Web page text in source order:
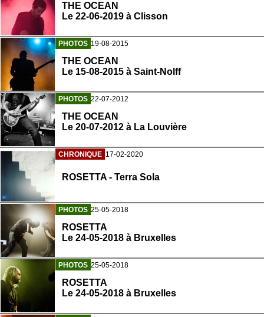
THE OCEAN
Le 22-06-2019 à Clisson
PHOTOS 19-08-2015
THE OCEAN
Le 15-08-2015 à Saint-Nolff
PHOTOS 22-07-2012
THE OCEAN
Le 20-07-2012 à La Louvière
CHRONIQUE 17-02-2020
ROSETTA - Terra Sola
PHOTOS 25-05-2018
ROSETTA
Le 24-05-2018 à Bruxelles
PHOTOS 25-05-2018
ROSETTA
Le 24-05-2018 à Bruxelles